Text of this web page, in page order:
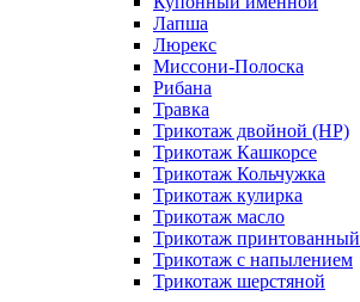
Лапша
Люрекс
Миссони-Полоска
Рибана
Травка
Трикотаж двойной (НР)
Трикотаж Кашкорсе
Трикотаж Кольчужка
Трикотаж кулирка
Трикотаж масло
Трикотаж принтованный
Трикотаж с напылением
Трикотаж шерстяной